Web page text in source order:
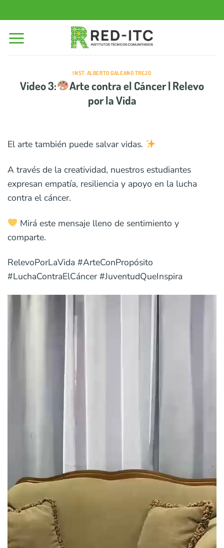
al
contenido
INST. ALBERTO GALEANO TREJO
Video 3:
Arte contra el Cáncer | Relevo
por la Vida
El arte también puede salvar vidas.
A través de la creatividad, nuestros estudiantes
expresan empatía, resiliencia y apoyo en la lucha
contra el cáncer.
Mirá este mensaje lleno de sentimiento y
comparte.
RelevoPorLaVida #ArteConPropósito
#LuchaContraElCáncer #JuventudQueInspira